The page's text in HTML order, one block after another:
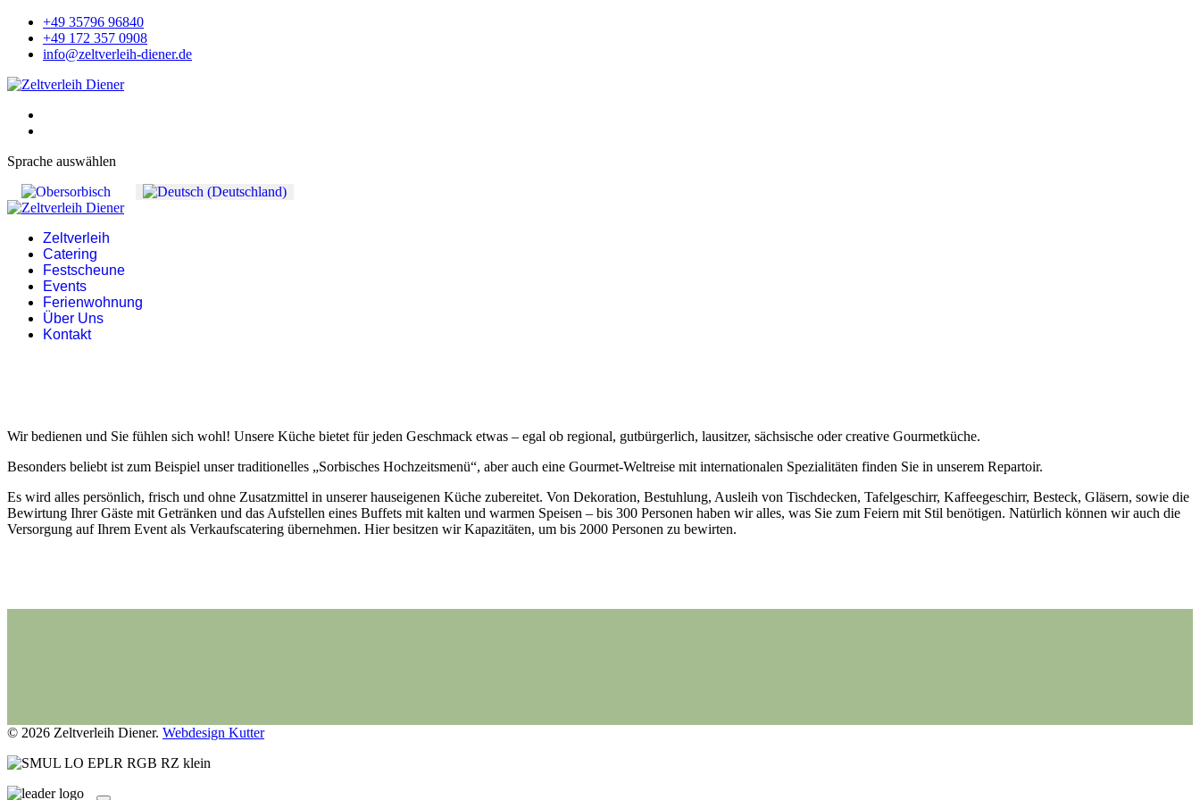
+49 35796 96840
+49 172 357 0908
info@zeltverleih-diener.de
Sprache auswählen
Zeltverleih
Catering
Festscheune
Events
Ferienwohnung
Über Uns
Kontakt
Wir bedienen und Sie fühlen sich wohl! Unsere Küche bietet für jeden Geschmack etwas – egal ob regional, gutbürgerlich, lausitzer, sächsische oder creative Gourmetküche.
Besonders beliebt ist zum Beispiel unser traditionelles „Sorbisches Hochzeitsmenü“, aber auch eine Gourmet-Weltreise mit internationalen Spezialitäten finden Sie in unserem Repartoir.
Es wird alles persönlich, frisch und ohne Zusatzmittel in unserer hauseigenen Küche zubereitet. Von Dekoration, Bestuhlung, Ausleih von Tischdecken, Tafelgeschirr, Kaffeegeschirr, Besteck, Gläsern, sowie die
Bewirtung Ihrer Gäste mit Getränken und das Aufstellen eines Buffets mit kalten und warmen Speisen – bis 300 Personen haben wir alles, was Sie zum Feiern mit Stil benötigen. Natürlich können wir auch die
Versorgung auf Ihrem Event als Verkaufscatering übernehmen. Hier besitzen wir Kapazitäten, um bis 2000 Personen zu bewirten.
© 2026 Zeltverleih Diener. Webdesign Kutter